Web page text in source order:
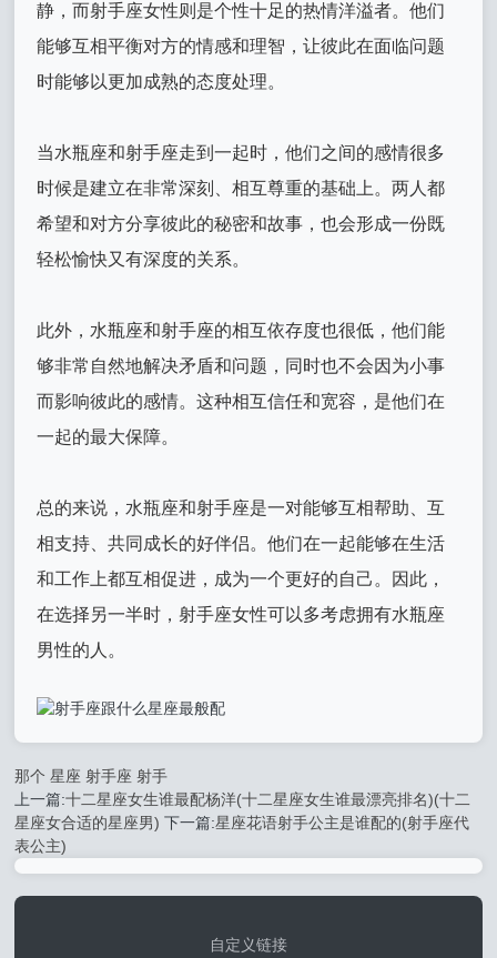
静，而射手座女性则是个性十足的热情洋溢者。他们
能够互相平衡对方的情感和理智，让彼此在面临问题
时能够以更加成熟的态度处理。
当水瓶座和射手座走到一起时，他们之间的感情很多
时候是建立在非常深刻、相互尊重的基础上。两人都
希望和对方分享彼此的秘密和故事，也会形成一份既
轻松愉快又有深度的关系。
此外，水瓶座和射手座的相互依存度也很低，他们能
够非常自然地解决矛盾和问题，同时也不会因为小事
而影响彼此的感情。这种相互信任和宽容，是他们在
一起的最大保障。
总的来说，水瓶座和射手座是一对能够互相帮助、互
相支持、共同成长的好伴侣。他们在一起能够在生活
和工作上都互相促进，成为一个更好的自己。因此，
在选择另一半时，射手座女性可以多考虑拥有水瓶座
男性的人。
那个 星座 射手座 射手
上一篇:十二星座女生谁最配杨洋(十二星座女生谁最漂亮排名)(十二
星座女合适的星座男) 下一篇:星座花语射手公主是谁配的(射手座代
表公主)
自定义链接